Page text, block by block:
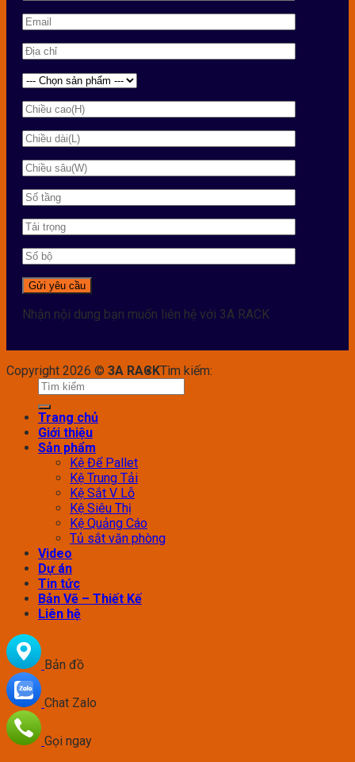
Nhận nội dung bạn muốn liên hệ với 3A RACK
Copyright 2026 © 3A RACKTìm kiếm:
Trang chủ
Giới thiệu
Sản phẩm
Kệ Để Pallet
Kệ Trung Tải
Kệ Sắt V Lỗ
Kệ Siêu Thị
Kệ Quảng Cáo
Tủ sắt văn phòng
Video
Dự án
Tin tức
Bản Vẽ – Thiết Kế
Liên hệ
Bản đồ
Chat Zalo
Gọi ngay